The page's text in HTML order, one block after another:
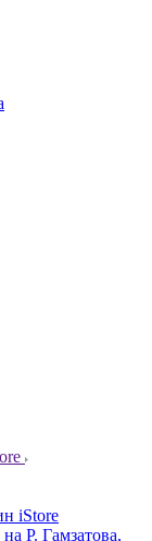
iStore
Р. Гамзатова,